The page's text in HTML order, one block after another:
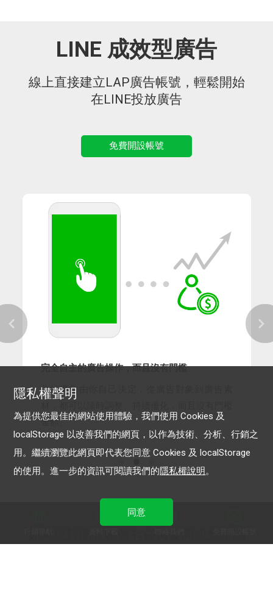
LINE 成效型廣告
線上直接建立LAP廣告帳號，輕鬆開始
在LINE投放廣告
免費開設帳號
完全自主的廣告操作，而且沒有門檻
你的廣告由你自己決定，從廣告對象到廣告素
金額。
隱私權聲明
為提供您最佳的網站使用體驗，我們使用 Cookies 及
localStorage 以改善我們的網頁，以作為技術、分析、行銷之
用。繼續瀏覽此網頁即代表您同意 Cookies 及 localStorage
的使用。進一步的資訊可閱讀我們的隱私權說明。
同意